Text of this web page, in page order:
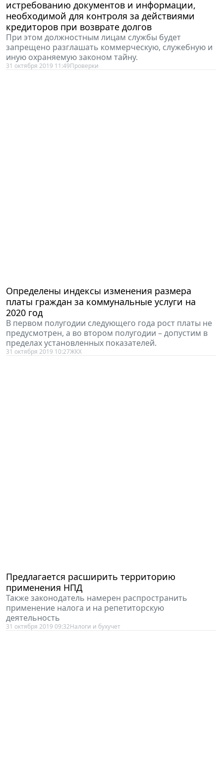
необходимой для контроля за действиями
кредиторов при возврате долгов
При этом должностным лицам службы будет
запрещено разглашать коммерческую, служебную и
иную охраняемую законом тайну.
31 октября 2019 11:49Проверки
платы граждан за коммунальные услуги на
2020 год
В первом полугодии следующего года рост платы не
предусмотрен, а во втором полугодии – допустим в
пределах установленных показателей.
31 октября 2019 10:27ЖКХ
применения НПД
Также законодатель намерен распространить
применение налога и на репетиторскую
деятельность
31 октября 2019 09:32